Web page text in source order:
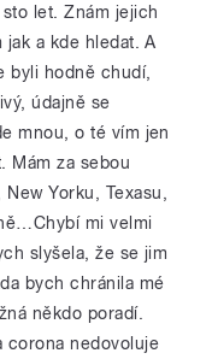
let. Znám jejich
jak a kde hledat. A
byli hodně chudí,
údajně se
mnou, o té vím jen
Mám za sebou
Yorku, Texasu,
mi velmi
slyšela, že se jim
bych chránila mé
někdo poradí.
corona nedovoluje